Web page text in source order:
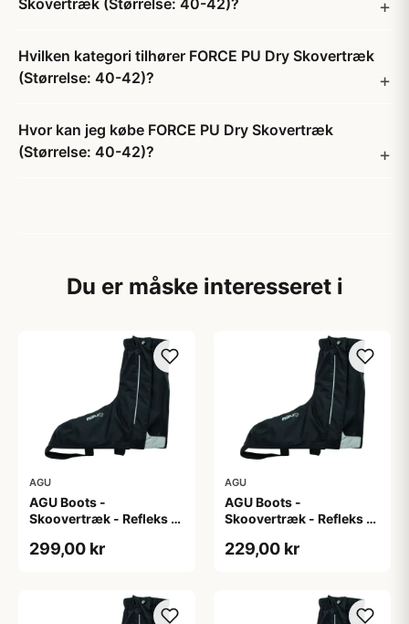
Skovertræk (Størrelse: 40-42)?
Hvilken kategori tilhører FORCE PU Dry Skovertræk
(Størrelse: 40-42)?
Hvor kan jeg købe FORCE PU Dry Skovertræk
(Størrelse: 40-42)?
Du er måske interesseret i
AGU
AGU Boots -
Skoovertræk - Refleks -
299,00 kr
AGU
AGU Boots -
Skoovertræk - Refleks -
229,00 kr